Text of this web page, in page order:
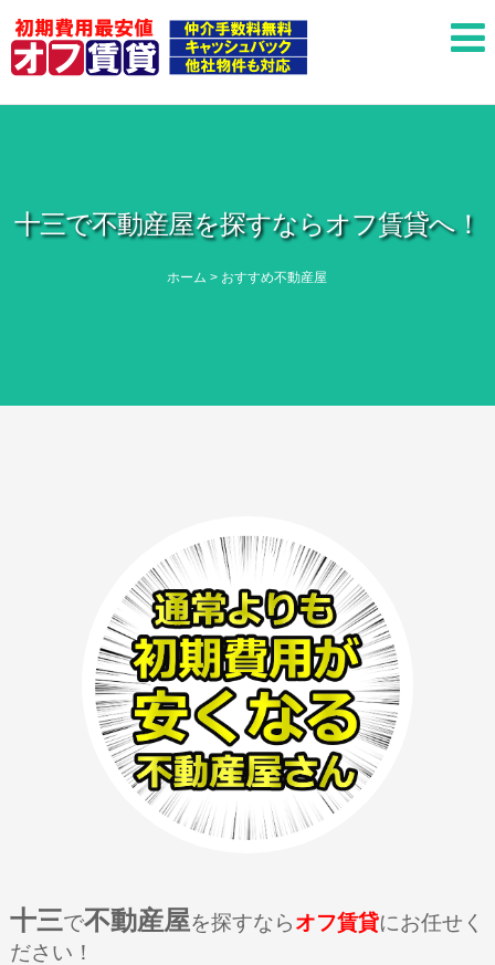
十三で不動産屋を探すならオフ賃貸へ！
ホーム > おすすめ不動産屋
十三で不動産屋を探すならオフ賃貸にお任せく
ださい！